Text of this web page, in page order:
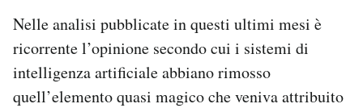
Nelle analisi pubblicate in questi ultimi mesi è
ricorrente l’opinione secondo cui i sistemi di
intelligenza artificiale abbiano rimosso
quell’elemento quasi magico che veniva attribuito